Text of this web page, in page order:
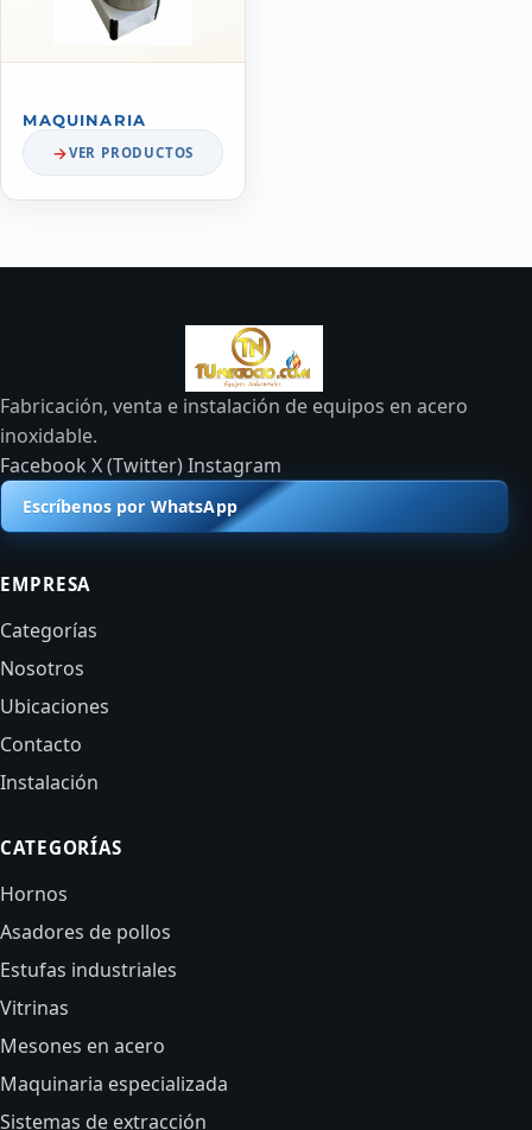
MAQUINARIA
VER PRODUCTOS
Fabricación, venta e instalación de equipos en acero
inoxidable.
FacebookX (Twitter)Instagram
Escríbenos por WhatsApp
EMPRESA
Categorías
Nosotros
Ubicaciones
Contacto
Instalación
CATEGORÍAS
Hornos
Asadores de pollos
Estufas industriales
Vitrinas
Mesones en acero
Maquinaria especializada
Sistemas de extracción